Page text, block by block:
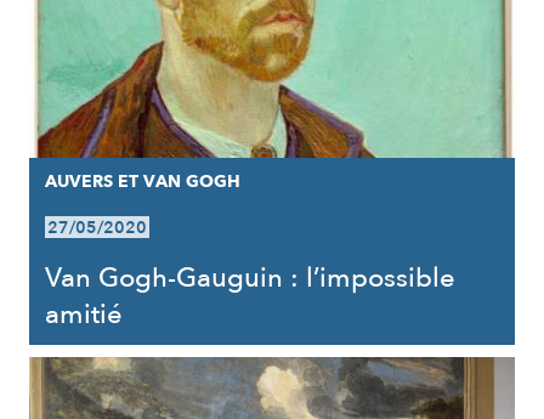
AUVERS ET VAN GOGH
27/05/2020
Van Gogh-Gauguin : l’impossible
amitié